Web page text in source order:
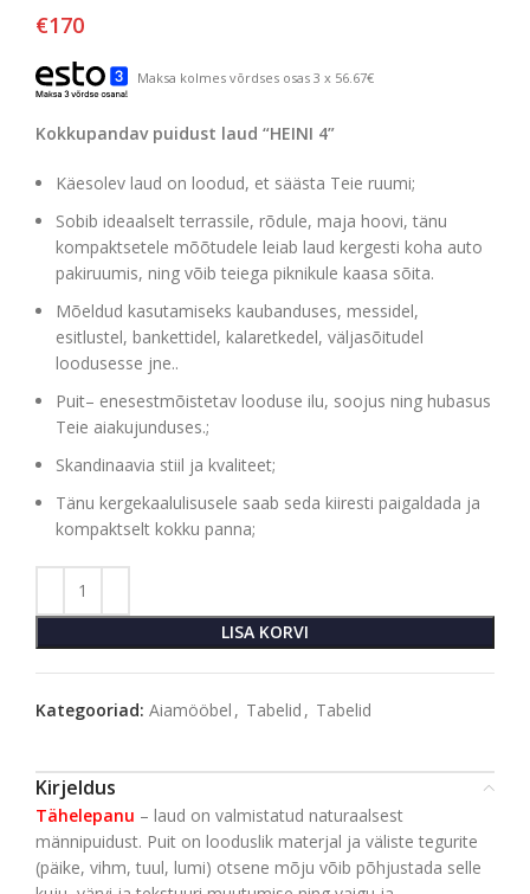
€170
Maksa kolmes võrdses osas 3 x 56.67€
Kokkupandav puidust laud “HEINI 4”
Käesolev laud on loodud, et säästa Teie ruumi;
Sobib ideaalselt terrassile, rõdule, maja hoovi, tänu
kompaktsetele mõõtudele leiab laud kergesti koha auto
pakiruumis, ning võib teiega piknikule kaasa sõita.
Mõeldud kasutamiseks kaubanduses, messidel,
esitlustel, bankettidel, kalaretkedel, väljasõitudel
loodusesse jne..
Puit– enesestmõistetav looduse ilu, soojus ning hubasus
Teie aiakujunduses.;
Skandinaavia stiil ja kvaliteet;
Tänu kergekaalulisusele saab seda kiiresti paigaldada ja
kompaktselt kokku panna;
LISA KORVI
Kategooriad: Aiamööbel , Tabelid , Tabelid
Kirjeldus
Tähelepanu – laud on valmistatud naturaalsest
männipuidust. Puit on looduslik materjal ja väliste tegurite
(päike, vihm, tuul, lumi) otsene mõju võib põhjustada selle